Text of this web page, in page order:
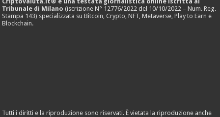
Tribunale di Milano (iscrizione N° 12776/2022 del 10/10/2022 – Num. Reg.
Stampa 143) specializzata su Bitcoin, Crypto, NFT, Metaverse, Play to Earn e
Blockchain.
Tutti i diritti e la riproduzione sono riservati. È vietata la riproduzione anche